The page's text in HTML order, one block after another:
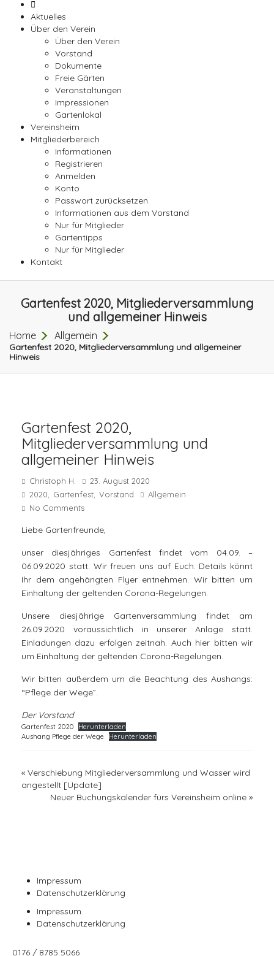
Aktuelles
Über den Verein
Über den Verein
Vorstand
Dokumente
Freie Gärten
Veranstaltungen
Impressionen
Gartenlokal
Vereinsheim
Mitgliederbereich
Informationen
Registrieren
Anmelden
Konto
Passwort zurücksetzen
Informationen aus dem Vorstand
Nur für Mitglieder
Gartentipps
Nur für Mitglieder
Kontakt
Gartenfest 2020, Mitgliederversammlung
und allgemeiner Hinweis
Home Allgemein
Gartenfest 2020, Mitgliederversammlung und allgemeiner
Hinweis
Gartenfest 2020,
Mitgliederversammlung und
allgemeiner Hinweis
Christoph H.
23. August 2020
2020
Gartenfest Vorstand
Allgemein
No Comments
Liebe Gartenfreunde,
unser diesjähriges Gartenfest findet vom 04.09. –
06.09.2020 statt. Wir freuen uns auf Euch. Details könnt
Ihr dem angehängten Flyer entnehmen. Wir bitten um
Einhaltung der geltenden Corona-Regelungen.
Unsere diesjährige Gartenversammlung findet am
26.09.2020 voraussichtlich in unserer Anlage statt.
Einladungen dazu erfolgen zeitnah. Auch hier bitten wir
um Einhaltung der geltenden Corona-Regelungen.
Wir bitten außerdem um die Beachtung des Aushangs:
“Pflege der Wege”.
Der Vorstand
Gartenfest 2020
Herunterladen
Aushang Pflege der Wege
Herunterladen
« Verschiebung Mitgliederversammlung und Wasser wird
angestellt [Update]
Neuer Buchungskalender fürs Vereinsheim online »
Impressum
Datenschutzerklärung
Impressum
Datenschutzerklärung
0176 / 8785 5066